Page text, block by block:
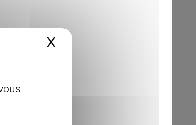
X Masquer le